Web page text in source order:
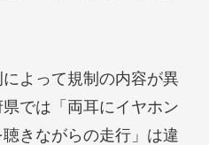
よって規制の内容が異
では「両耳にイヤホン
きながらの走行」は違